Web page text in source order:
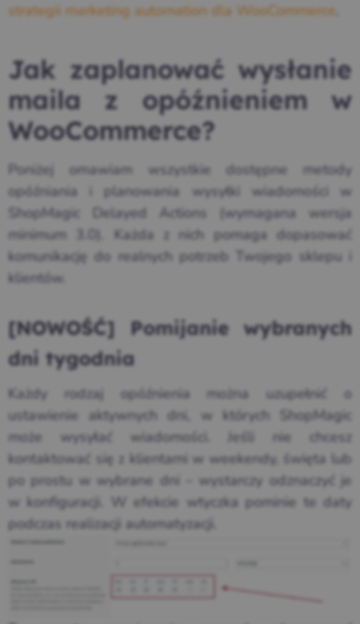
strategii marketing automation dla WooCommerce
Jak zaplanować wysłanie
maila z opóźnieniem w
WooCommerce?
Poniżej omawiam wszystkie dostępne metody
opóźniania i planowania wysyłki wiadomości w
ShopMagic Delayed Actions (wymagana wersja
minimum 3.0). Każda z nich pomaga dopasować
komunikację do realnych potrzeb Twojego sklepu i
klientów.
[NOWOŚĆ] Pomijanie wybranych
dni tygodnia
Każdy rodzaj opóźnienia można uzupełnić o
ustawienie aktywnych dni, w których ShopMagic
może wysyłać wiadomości. Jeśli nie chcesz
kontaktować się z klientami w weekendy, święta lub
po prostu w wybrane dni – wystarczy odznaczyć je
w konfiguracji. W efekcie wtyczka pominie te daty
podczas realizacji automatyzacji.